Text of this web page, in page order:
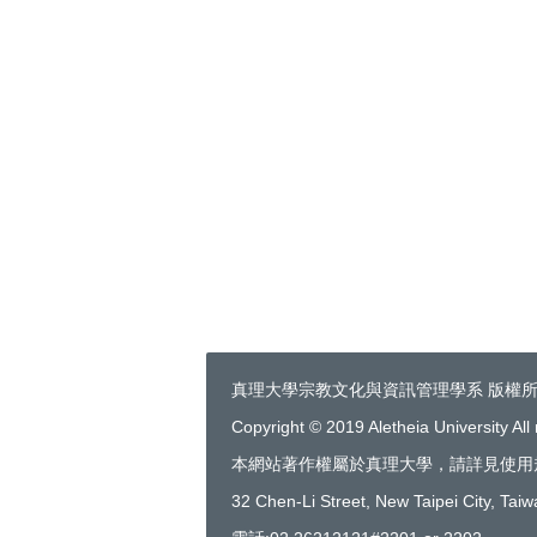
真理大學宗教文化與資訊管理學系 版權
Copyright © 2019 Aletheia University All
本網站著作權屬於真理大學，請詳見使用
32 Chen-Li Street, New Taipei City,